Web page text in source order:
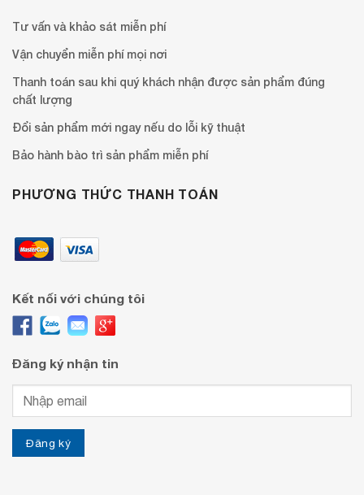
Tư vấn và khảo sát miễn phí
Vận chuyển miễn phí mọi nơi
Thanh toán sau khi quý khách nhận được sản phẩm đúng
chất lượng
Đổi sản phẩm mới ngay nếu do lỗi kỹ thuật
Bảo hành bào trì sản phẩm miễn phí
PHƯƠNG THỨC THANH TOÁN
Kết nối với chúng tôi
Đăng ký nhận tin